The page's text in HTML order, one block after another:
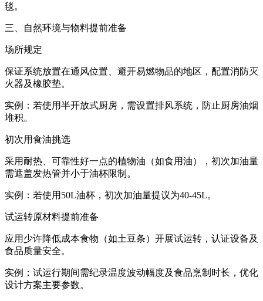
毯。
三、自然环境与物料提前准备
场所规定
保证系统放置在通风位置、避开易燃物品的地区，配置消防灭
火器及橡胶垫。
实例：若使用半开放式厨房，需设置排风系统，防止厨房油烟
堆积。
初次用食油挑选
采用耐热、可靠性好一点的植物油（如食用油），初次加油量
需遮盖发热管并小于油杯限制。
实例：若使用50L油杯，初次加油量提议为40-45L。
试运转原材料提前准备
应用少许降低成本食物（如土豆条）开展试运转，认证设备及
食品质量安全。
实例：试运行期间需纪录温度波动幅度及食品烹制时长，优化
设计方案主要参数。